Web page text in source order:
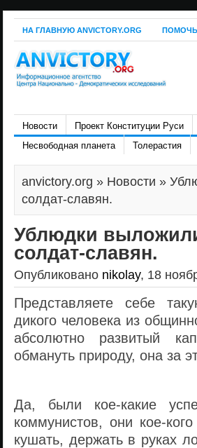
НА ГЛАВНУЮ ANVICTORY.ORG
Новости Проект Конституции Руси
Несвободная планета
Толерастия
anvictory.org » Новости »
солдат-славян.
Ублюдки
солдат-славян.
Опубликовано nikolay, 18
Представляете себе
дикого человека из
абсолютно развитый
обмануть природу, она за
Да, были кое-какие
коммунистов, они кое-
кушать, держать в руках